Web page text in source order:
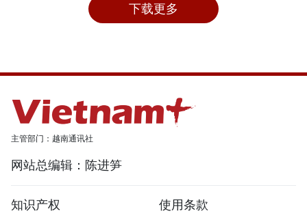
下载更多
主管部门：越南通讯社
网站总编辑：陈进笋
知识产权
使用条款